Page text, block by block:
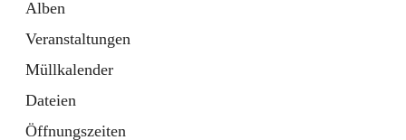
Alben
Veranstaltungen
Müllkalender
Dateien
Öffnungszeiten